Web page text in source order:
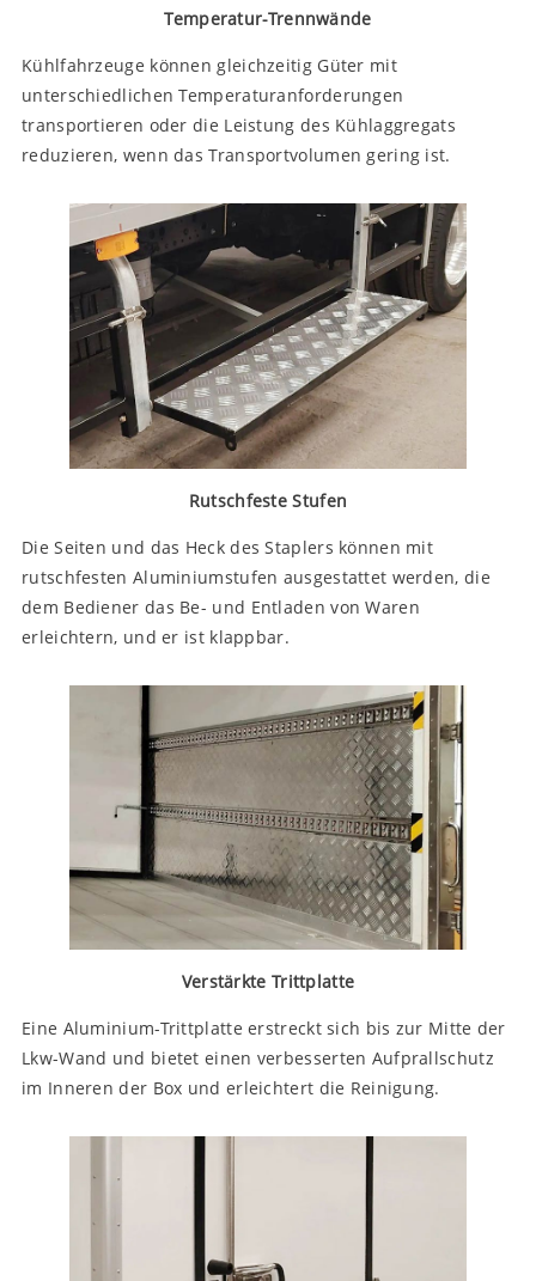
Temperatur-Trennwände
Kühlfahrzeuge können gleichzeitig Güter mit
unterschiedlichen Temperaturanforderungen
transportieren oder die Leistung des Kühlaggregats
reduzieren, wenn das Transportvolumen gering ist.
Rutschfeste Stufen
Die Seiten und das Heck des Staplers können mit
rutschfesten Aluminiumstufen ausgestattet werden, die
dem Bediener das Be- und Entladen von Waren
erleichtern, und er ist klappbar.
Verstärkte Trittplatte
Eine Aluminium-Trittplatte erstreckt sich bis zur Mitte der
Lkw-Wand und bietet einen verbesserten Aufprallschutz
im Inneren der Box und erleichtert die Reinigung.